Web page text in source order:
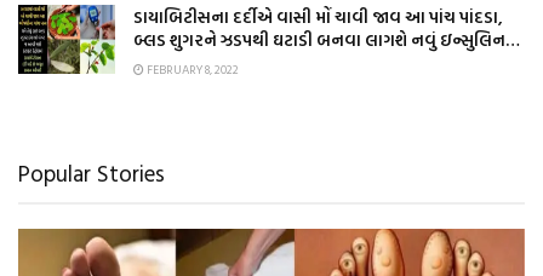
ડાયાબિટીસના દર્દીએ વાસી મોં ચાવી જાવ આ પાંચ પાંદડા,
બ્લડ શુગરને ઝડપથી ઘટાડી બનવા લાગશે નવું ઇન્સુલિન…
FEBRUARY 8, 2022
Popular Stories